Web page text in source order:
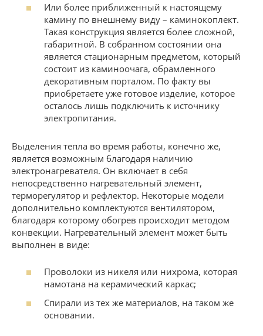
Или более приближенный к настоящему
камину по внешнему виду – каминокоплект.
Такая конструкция является более сложной,
габаритной. В собранном состоянии она
является стационарным предметом, который
состоит из каминоочага, обрамленного
декоративным порталом. По факту вы
приобретаете уже готовое изделие, которое
осталось лишь подключить к источнику
электропитания.
Выделения тепла во время работы, конечно же,
является возможным благодаря наличию
электронагревателя. Он включает в себя
непосредственно нагревательный элемент,
терморегулятор и рефлектор. Некоторые модели
дополнительно комплектуются вентилятором,
благодаря которому обогрев происходит методом
конвекции. Нагревательный элемент может быть
выполнен в виде:
Проволоки из никеля или нихрома, которая
намотана на керамический каркас;
Спирали из тех же материалов, на таком же
основании.